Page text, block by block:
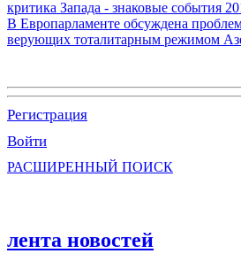
критика Запада - знаковые события
В Европарламенте обсуждена
верующих тоталитарным режимом
Регистрация
Войти
РАСШИРЕННЫЙ ПОИСК
лента новостей